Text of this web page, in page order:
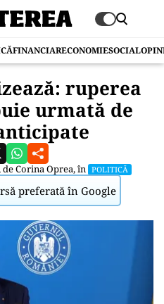
FINANCIARECONOMIESOCIAL
ruperea
urmată de
deCorina Oprea, în POLITICĂ
preferată în Google